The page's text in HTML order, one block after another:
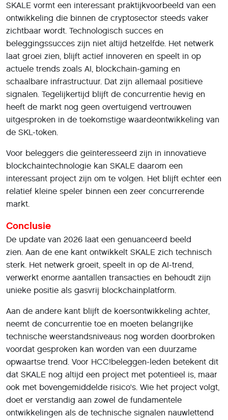
SKALE vormt een interessant praktijkvoorbeeld van een
ontwikkeling die binnen de cryptosector steeds vaker
zichtbaar wordt. Technologisch succes en
beleggingssucces zijn niet altijd hetzelfde. Het netwerk
laat groei zien, blijft actief innoveren en speelt in op
actuele trends zoals AI, blockchain-gaming en
schaalbare infrastructuur. Dat zijn allemaal positieve
signalen. Tegelijkertijd blijft de concurrentie hevig en
heeft de markt nog geen overtuigend vertrouwen
uitgesproken in de toekomstige waardeontwikkeling van
de SKL-token.
Voor beleggers die geïnteresseerd zijn in innovatieve
blockchaintechnologie kan SKALE daarom een
interessant project zijn om te volgen. Het blijft echter een
relatief kleine speler binnen een zeer concurrerende
markt.
Conclusie
De update van 2026 laat een genuanceerd beeld
zien. Aan de ene kant ontwikkelt SKALE zich technisch
sterk. Het netwerk groeit, speelt in op de AI-trend,
verwerkt enorme aantallen transacties en behoudt zijn
unieke positie als gasvrij blockchainplatform.
Aan de andere kant blijft de koersontwikkeling achter,
neemt de concurrentie toe en moeten belangrijke
technische weerstandsniveaus nog worden doorbroken
voordat gesproken kan worden van een duurzame
opwaartse trend. Voor HCC!beleggen-leden betekent dit
dat SKALE nog altijd een project met potentieel is, maar
ook met bovengemiddelde risico's. Wie het project volgt,
doet er verstandig aan zowel de fundamentele
ontwikkelingen als de technische signalen nauwlettend